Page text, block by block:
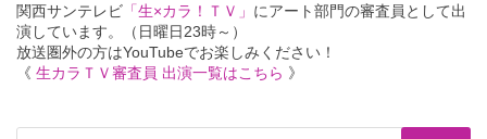
関西サンテレビ 「生×カラ！ＴＶ」 にアート部門の審査員として出
演しています。（日曜日23時～）
放送圏外の方はYouTubeでお楽しみください！
《 生カラＴＶ審査員 出演一覧はこちら 》